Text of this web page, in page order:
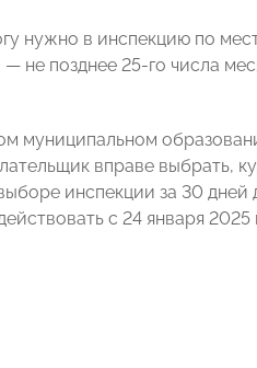
нужно в инспекцию по
не позднее 25-го числа
муниципальном
вправе выбрать,
инспекции за 30 дней
с 24 января